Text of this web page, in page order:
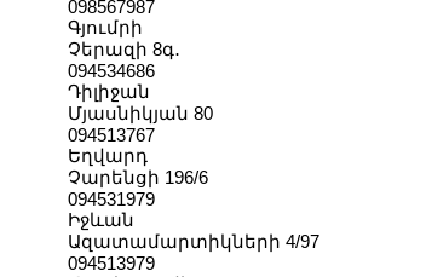
098567987
Գյումրի
Չերազի 8գ․
094534686
Դիլիջան
Մյասնիկյան 80
094513767
Եղվարդ
Չարենցի 196/6
094531979
Իջևան
Ազատամարտիկների 4/97
094513979